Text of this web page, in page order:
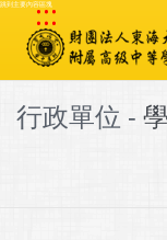
跳到主要內容區塊
:::
行政單位 -